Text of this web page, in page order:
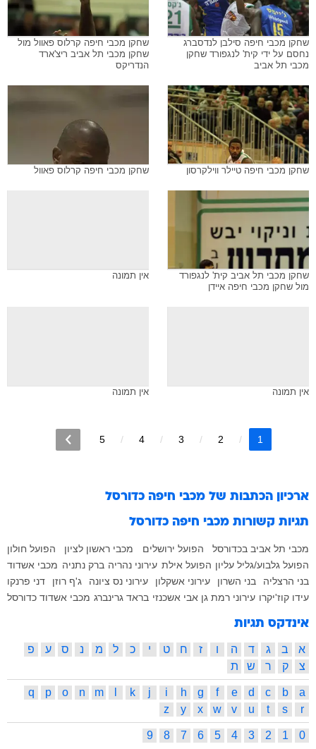
שחקן מכבי חיפה סילבן לנדסברג
נחסם על ידי קית' לנגפורד שחקן
מכבי תל אביב
שחקן מכבי חיפה קרלוס פאוול מול
שחקן מכבי תל אביב ריצ'ארד
הנדריקס
שחקן מכבי חיפה טיילר ווילקרסון שחקן מכבי חיפה קרלוס פאוול
שחקן מכבי תל אביב קית' לנגפורד
מול שחקן מכבי חיפה איידן
אין תמונה
אין תמונה אין תמונה
1
2
3
4
5
ארכיון הכתבות של מכבי חיפה כדורסל
תגיות קשורות מכבי חיפה כדורסל
מכבי תל אביב בכדורסל הפועל ירושלים מכבי ראשון לציון
הפועל חולון
הפועל גלבוע/גליל עליון הפועל אילת עירוני נהריה ברק נתניה מכבי אשדוד
בני הרצליה
בני השרון עירוני אשקלון עירוני נס ציונה ג'ף רוזן
דני פרנקו
עידו קוז'יקרו עירוני רמת גן אבי אשכנזי בראד גרינברג מכבי אשדוד כדורסל
אינדקס תגיות
א ב ג ד ה ו ז ח ט י כ ל מ נ ס ע
פ
צ
ק ר ש ת
a
b
c
d
e
f
g
h
i
j
k
m
n
o
p
q
r
s
t
u
v
w
x
y
z
0
1
2
3
4
5
6
7
8
9